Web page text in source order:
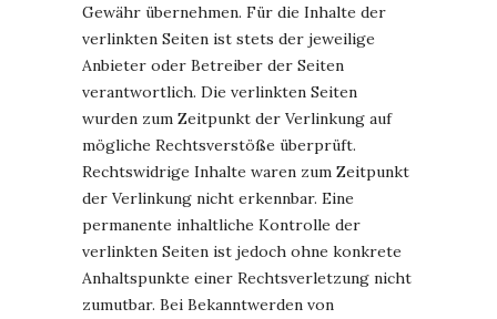
Gewähr übernehmen. Für die Inhalte der
verlinkten Seiten ist stets der jeweilige
Anbieter oder Betreiber der Seiten
verantwortlich. Die verlinkten Seiten
wurden zum Zeitpunkt der Verlinkung auf
mögliche Rechtsverstöße überprüft.
Rechtswidrige Inhalte waren zum Zeitpunkt
der Verlinkung nicht erkennbar. Eine
permanente inhaltliche Kontrolle der
verlinkten Seiten ist jedoch ohne konkrete
Anhaltspunkte einer Rechtsverletzung nicht
zumutbar. Bei Bekanntwerden von